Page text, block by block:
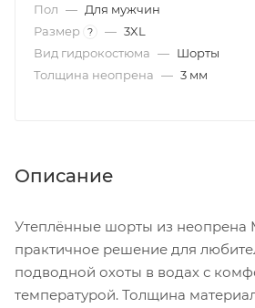
Пол — Для мужчин
Размер
? — 3XL
Вид гидрокостюма — Шорты
Толщина неопрена — 3 мм
Описание
Утеплённые шорты из неопрена
практичное решение для
подводной охоты в водах с
температурой. Толщина